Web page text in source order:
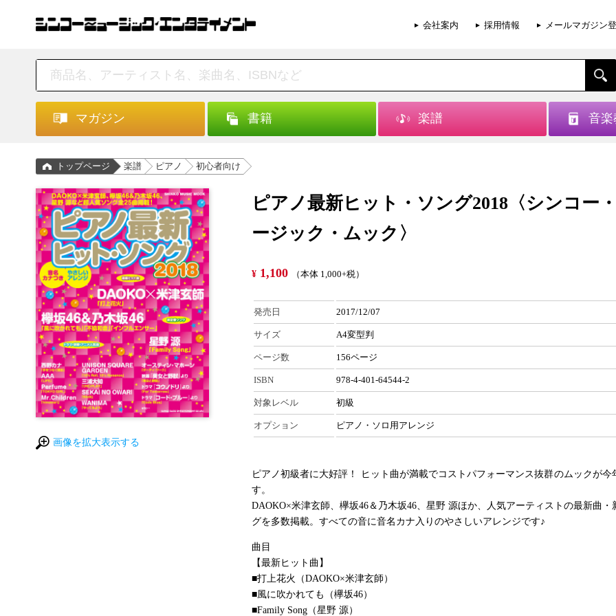
会社案内 採用情報 メールマガジン
マガジン 書籍 楽譜 音楽
トップページ 楽譜 ピアノ 初心者向け
画像を拡大表示する
ピアノ最新ヒット・ソング2018〈シンコー
ージック・ムック〉
¥ 1,100 （本体 1,000+税）
発売日 2017/12/07
サイズ A4変型判
ページ数 156ページ
ISBN 978-4-401-64544-2
対象レベル 初級
オプション ピアノ・ソロ用アレンジ
ピアノ初級者に大好評！ ヒット曲が満載でコストパフォーマンス抜群のムックが今
す。
DAOKO×米津玄師、欅坂46＆乃木坂46、星野 源ほか、人気アーティストの最新曲・
グを多数掲載。すべての音に音名カナ入りのやさしいアレンジです♪
曲目
【最新ヒット曲】
■打上花火（DAOKO×米津玄師）
■風に吹かれても（欅坂46）
■Family Song（星野 源）